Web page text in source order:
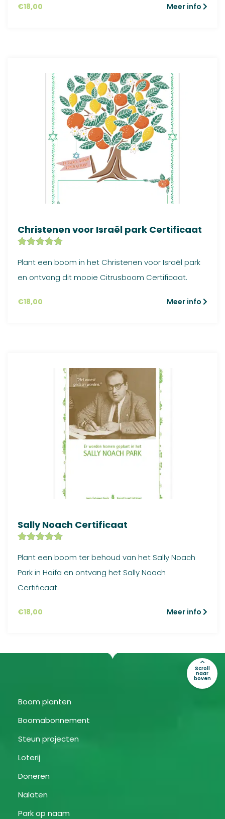
€18,00 Meer info
Christenen voor Israël park Certificaat
d5.00op
gebaseerd
n
Plant een boom in het Christenen voor Israël park
en ontvang dit mooie Citrusboom Certificaat.
€18,00 Meer info
Sally Noach Certificaat
d5.00op
gebaseerd
klant
waardering
Plant een boom ter behoud van het Sally Noach
Park in Haifa en ontvang het Sally Noach
Certificaat.
€18,00 Meer info
Boom planten
Boomabonnement
Steun projecten
Loterij
Doneren
Nalaten
Park op naam
Scroll
naar
boven